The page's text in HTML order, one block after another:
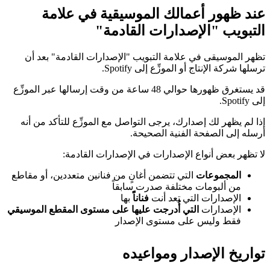
عند ظهور أعمالك الموسيقية في علامة
التبويب "الإصدارات القادمة"
تظهر الموسيقى في علامة التبويب "الإصدارات القادمة" بعد أن
ترسلها شركة الإنتاج أو الموزِّع إلى Spotify.
قد يستغرق ظهورها حوالي 48 ساعة من وقت إرسالها عبر الموزِّع
إلى Spotify.
إذا لم يظهر لك إصدارك، يرجى التواصل مع الموزِّع للتأكد من أنه
أرسله إلى الصفحة الفنية الصحيحة.
لا تظهر بعض أنواع الإصدارات في الإصدارات القادمة:
المجموعات التي تتضمن أغانٍ من فنانين متعددين، أو مقاطع
من ألبومات مختلفة صدرت سابقاً
الإصدارات التي تعد أنت فناناًً بها
الإصدارات التي أُدرجت عليها على مستوى المقطع الموسيقي
فقط وليس على مستوى الإصدار
تواريخ الإصدار ومواعيده